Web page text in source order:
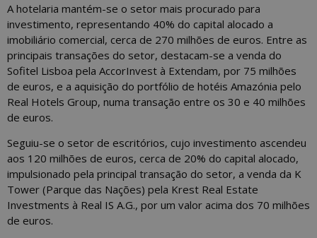
A hotelaria mantém-se o setor mais procurado para
investimento, representando 40% do capital alocado a
imobiliário comercial, cerca de 270 milhões de euros. Entre as
principais transações do setor, destacam-se a venda do
Sofitel Lisboa pela AccorInvest à Extendam, por 75 milhões
de euros, e a aquisição do portfólio de hotéis Amazónia pelo
Real Hotels Group, numa transação entre os 30 e 40 milhões
de euros.
Seguiu-se o setor de escritórios, cujo investimento ascendeu
aos 120 milhões de euros, cerca de 20% do capital alocado,
impulsionado pela principal transação do setor, a venda da K
Tower (Parque das Nações) pela Krest Real Estate
Investments à Real IS A.G., por um valor acima dos 70 milhões
de euros.